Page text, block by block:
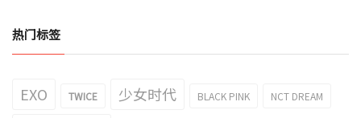
热门标签
EXO TWICE 少女时代 BLACK PINK NCT DREAM